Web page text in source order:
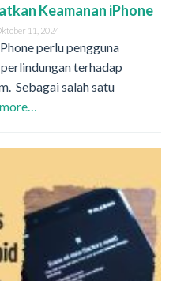
Keamanan iPhone
11, 2024
perlu pengguna
terhadap
Sebagai salah satu